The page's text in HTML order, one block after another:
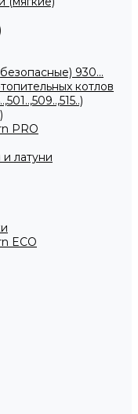
930...
котлов
PRO
латуни
ECO